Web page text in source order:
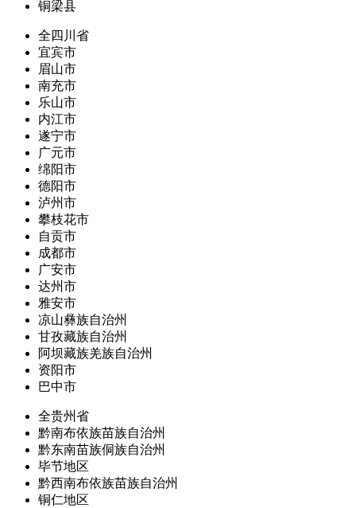
铜梁县
全四川省
宜宾市
眉山市
南充市
乐山市
内江市
遂宁市
广元市
绵阳市
德阳市
泸州市
攀枝花市
自贡市
成都市
广安市
达州市
雅安市
凉山彝族自治州
甘孜藏族自治州
阿坝藏族羌族自治州
资阳市
巴中市
全贵州省
黔南布依族苗族自治州
黔东南苗族侗族自治州
毕节地区
黔西南布依族苗族自治州
铜仁地区